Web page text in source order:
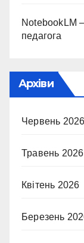
NotebookLM
педагога
Архіви
Червень 2026
Травень 2026
Квітень 2026
Березень